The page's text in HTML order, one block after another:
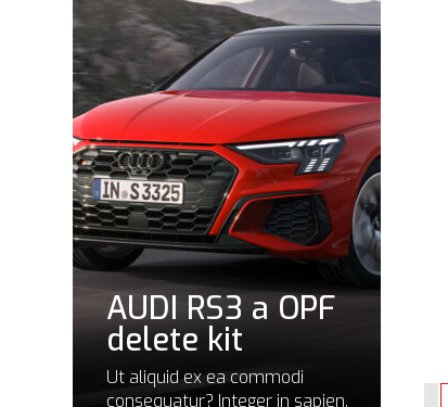
AUDI RS3 a OPF
delete kit
Ut aliquid ex ea commodi
consequatur? Integer in sapien.